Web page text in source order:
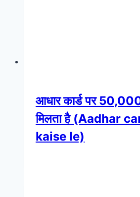
आधार कार्ड पर
मिलता है (Aadhar
kaise le)